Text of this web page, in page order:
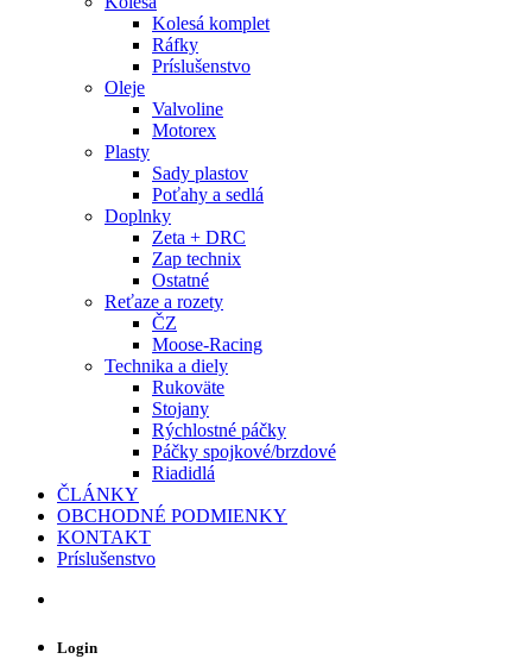
Kolesá komplet
Ráfky
Príslušenstvo
Oleje
Valvoline
Motorex
Plasty
Sady plastov
Poťahy a sedlá
Doplnky
Zeta + DRC
Zap technix
Ostatné
Reťaze a rozety
ČZ
Moose-Racing
Technika a diely
Rukoväte
Stojany
Rýchlostné páčky
Páčky spojkové/brzdové
Riadidlá
ČLÁNKY
OBCHODNÉ PODMIENKY
KONTAKT
Príslušenstvo
Login